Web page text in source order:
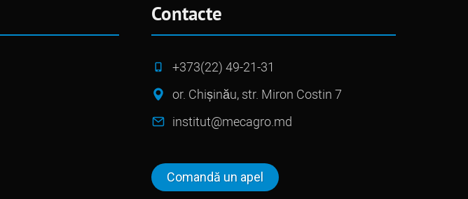
Contacte
+373(22) 49-21-31
or. Chișinău, str. Miron Costin 7
institut@mecagro.md
Comandă un apel